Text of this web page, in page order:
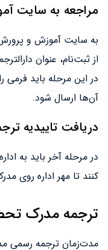
مراجعه به سایت
به سایت آموزش و
از ثبت‌نام، عنوان
در این مرحله باید فرمی
آن‌ها ارسال شود.
دریافت تاییدیه
در مرحله آخر باید به
کنند تا مهر اداره روی
ترجمه مدرک
مدت‌زمان ترجمه رسمی